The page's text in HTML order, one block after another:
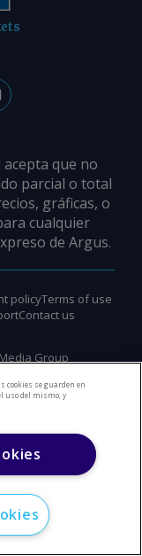
que no
parcial o total
gráficas, o
cualquier
de Argus.
Group
policyTerms of use
Contact us
cookies se guarden en
uso del mismo, y